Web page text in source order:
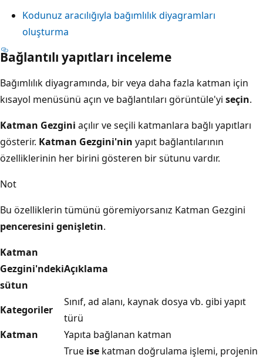
Kodunuz aracılığıyla bağımlılık diyagramları
oluşturma
Bağlantılı yapıtları inceleme
Bağımlılık diyagramında, bir veya daha fazla katman için
kısayol menüsünü açın ve bağlantıları görüntüle'yi seçin.
Katman Gezgini açılır ve seçili katmanlara bağlı yapıtları
gösterir. Katman Gezgini'nin yapıt bağlantılarının
özelliklerinin her birini gösteren bir sütunu vardır.
Not
Bu özelliklerin tümünü göremiyorsanız Katman Gezgini
penceresini genişletin.
Katman
Gezgini'ndeki
sütun
Açıklama
Kategoriler
Sınıf, ad alanı, kaynak dosya vb. gibi yapıt
türü
Katman
Yapıta bağlanan katman
True ise katman doğrulama işlemi, projenin